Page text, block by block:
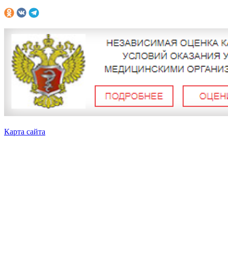
Карта сайта